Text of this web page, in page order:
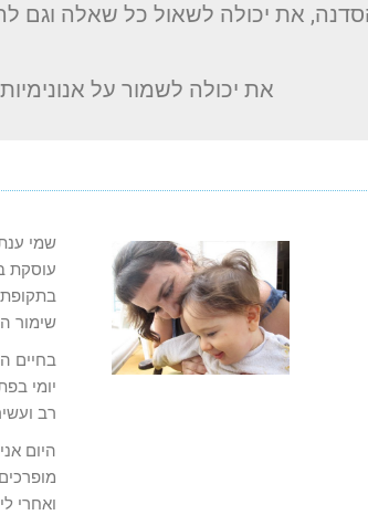
את יכולה לשאול כל שאלה וגם
את יכולה לשמור על
עוסקת
בתקופת
שימור
בחיים
יומי
רב
היום
ואחרי